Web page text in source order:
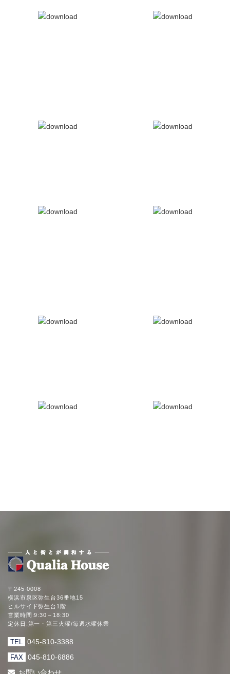
〒245-0008
横浜市泉区弥生台36番地15
ヒルサイド弥生台1階
営業時間:9:30～18:30
定休日:第一・第三火曜/毎週水曜休業
TEL 045-810-3388
FAX 045-810-6886
お問い合わせ